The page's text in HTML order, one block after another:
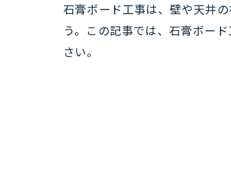
石膏ボード工事は、壁や天井
う。この記事では、石膏ボー
さい。